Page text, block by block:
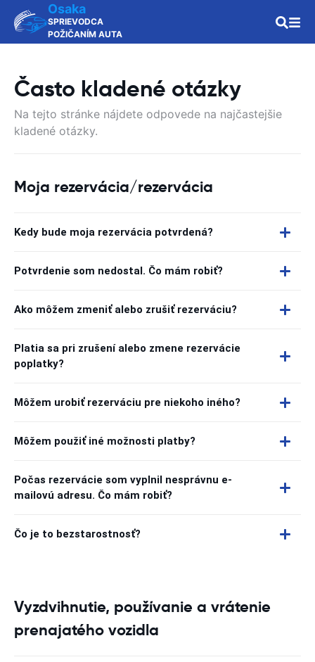
Osaka
SPRIEVODCA
POŽIČANÍM AUTA
Často kladené otázky
Na tejto stránke nájdete odpovede na najčastejšie
kladené otázky.
Moja rezervácia/rezervácia
Kedy bude moja rezervácia potvrdená?
Potvrdenie som nedostal. Čo mám robiť?
Ako môžem zmeniť alebo zrušiť rezerváciu?
Platia sa pri zrušení alebo zmene rezervácie
poplatky?
Môžem urobiť rezerváciu pre niekoho iného?
Môžem použiť iné možnosti platby?
Počas rezervácie som vyplnil nesprávnu e-
mailovú adresu. Čo mám robiť?
Čo je to bezstarostnosť?
Vyzdvihnutie, používanie a vrátenie
prenajatého vozidla